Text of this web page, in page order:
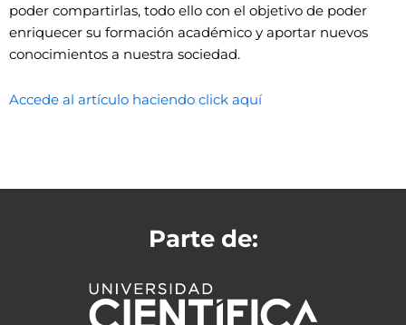
poder compartirlas, todo ello con el objetivo de poder
enriquecer su formación académico y aportar nuevos
conocimientos a nuestra sociedad.
Accede al artículo haciendo click aquí
Parte de: